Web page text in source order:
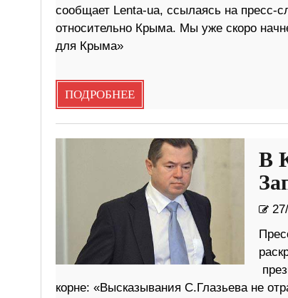
сообщает Lenta-ua, ссылаясь на
относительно Крыма. Мы уже скоро
для Крыма»
ПОДРОБНЕЕ
В
корне: «Высказывания С.Глазьева не